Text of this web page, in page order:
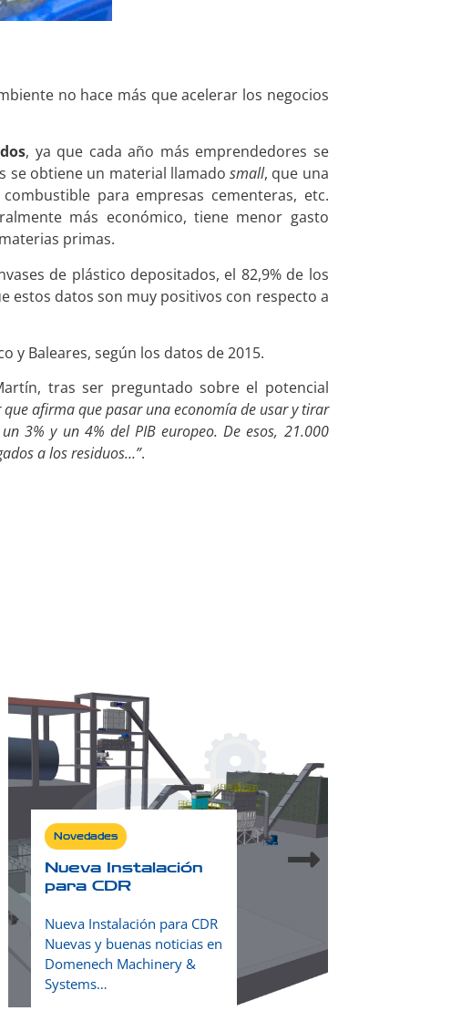
no hace más que acelerar los negocios
, ya que cada año más emprendedores se
se obtiene un material llamadosmall, que una
para empresas cementeras, etc.
más económico, tiene menor gasto
primas.
de plástico depositados, el 82,9% de los
estos datos son muy positivos con respecto a
y Baleares, según los datos de 2015.
tras ser preguntado sobre el potencial
afirma que pasar una economía de usar y tirar
3% y un 4% del PIB europeo. De esos, 21.000
a los residuos…”.
Novedades
Nueva Instalación
para CDR
Nueva Instalación para CDR
Nuevas y buenas noticias en
Domenech Machinery &
Systems…